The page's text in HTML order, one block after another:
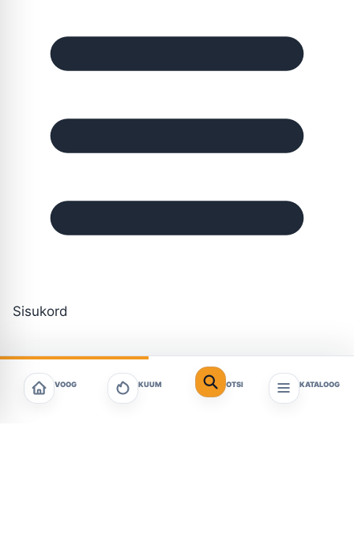
Sisukord
VOOG KUUM OTSI KATALOOG